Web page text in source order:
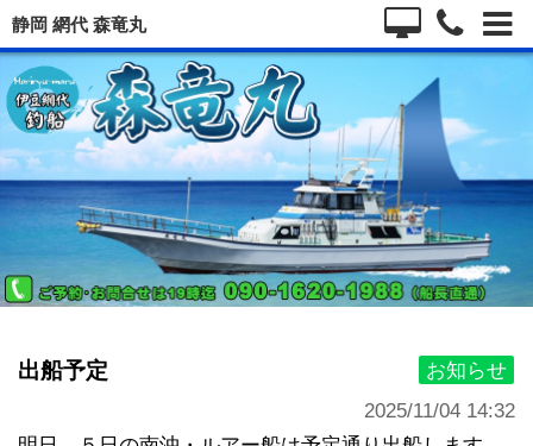
静岡 網代 森竜丸
お知らせ
出船予定
2025/11/04 14:32